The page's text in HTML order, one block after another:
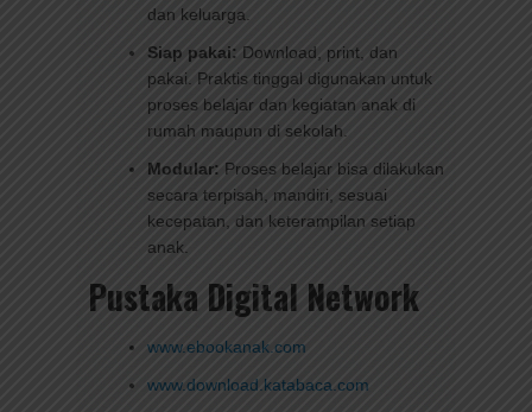
dan keluarga.
Siap pakai: Download, print, dan
pakai. Praktis tinggal digunakan untuk
proses belajar dan kegiatan anak di
rumah maupun di sekolah.
Modular: Proses belajar bisa dilakukan
secara terpisah, mandiri, sesuai
kecepatan, dan keterampilan setiap
anak.
Pustaka Digital Network
www.ebookanak.com
www.download.katabaca.com